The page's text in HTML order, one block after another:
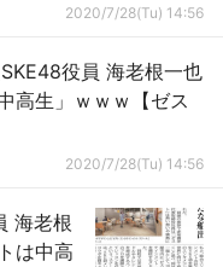
2020/7/28(Tu) 14:56
役員 海老根一也
高生」ｗｗｗ【ゼス
2020/7/28(Tu) 14:56
海老根
は中高